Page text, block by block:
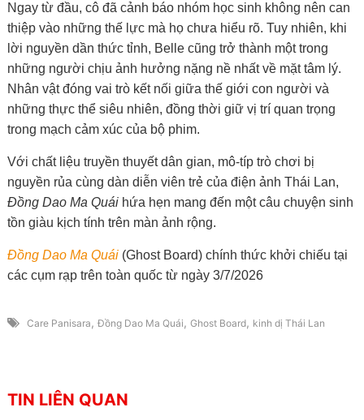
Ngay từ đầu, cô đã cảnh báo nhóm học sinh không nên can
thiệp vào những thế lực mà họ chưa hiểu rõ. Tuy nhiên, khi
lời nguyền dần thức tỉnh, Belle cũng trở thành một trong
những người chịu ảnh hưởng nặng nề nhất về mặt tâm lý.
Nhân vật đóng vai trò kết nối giữa thế giới con người và
những thực thể siêu nhiên, đồng thời giữ vị trí quan trọng
trong mạch cảm xúc của bộ phim.
Với chất liệu truyền thuyết dân gian, mô-típ trò chơi bị
nguyền rủa cùng dàn diễn viên trẻ của điện ảnh Thái Lan,
Đồng Dao Ma Quáihứa hẹn mang đến một câu chuyện sinh
tồn giàu kịch tính trên màn ảnh rộng.
Đồng Dao Ma Quái(Ghost Board) chính thức khởi chiếu tại
các cụm rạp trên toàn quốc từ ngày 3/7/2026
Care Panisara ,Đồng Dao Ma Quái , Ghost Board, kinh dị Thái Lan
TIN LIÊN QUAN